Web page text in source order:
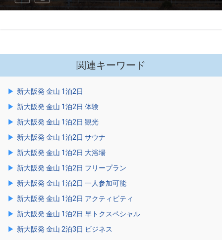
関連キーワード
新大阪発 金山 1泊2日
新大阪発 金山 1泊2日 体験
新大阪発 金山 1泊2日 観光
新大阪発 金山 1泊2日 サウナ
新大阪発 金山 1泊2日 大浴場
新大阪発 金山 1泊2日 フリープラン
新大阪発 金山 1泊2日 一人参加可能
新大阪発 金山 1泊2日 アクティビティ
新大阪発 金山 1泊2日 早トクスペシャル
新大阪発 金山 2泊3日 ビジネス